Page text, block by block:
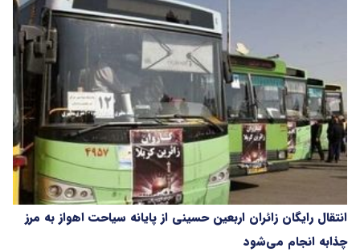
انتقال رایگان زائران اربعین حسینی از پایانه سیاحت اهواز به مرز
چذابه انجام می‌شود